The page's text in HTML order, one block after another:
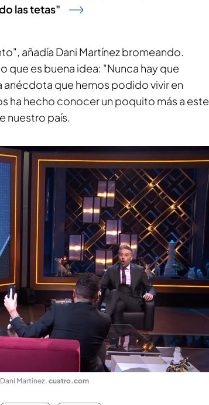
las tetas"
añadía Dani Martínez bromeando.
que es buena idea: "Nunca hay que
anécdota que hemos podido vivir en
ha hecho conocer un poquito más a este
nuestro país.
Martínez. cuatro.com